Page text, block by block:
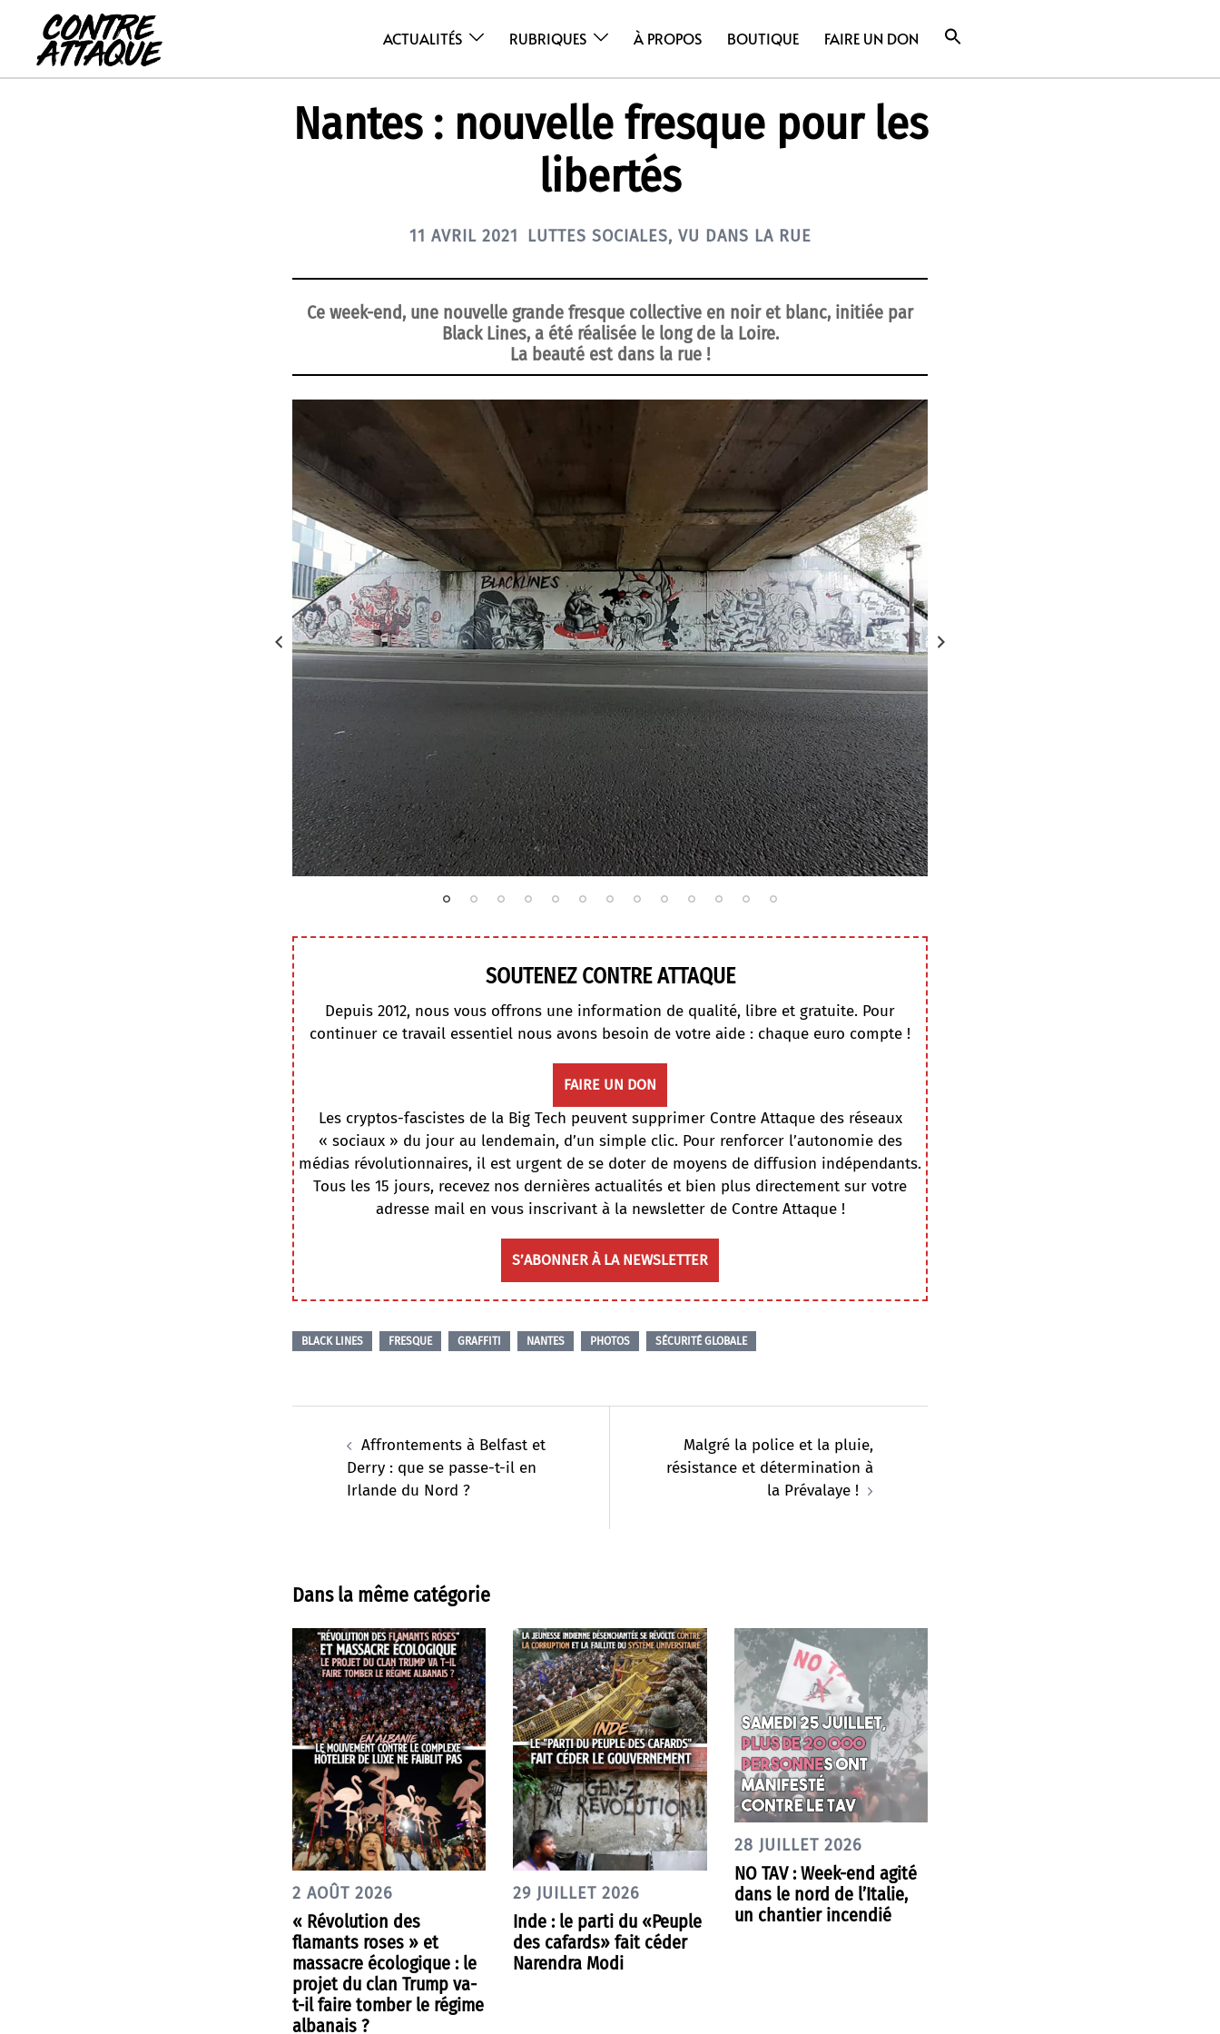
contenu
ACTUALITÉS RUBRIQUES À PROPOS BOUTIQUE FAIRE UN DON
Nantes : nouvelle fresque pour les
libertés
11 AVRIL 2021 LUTTES SOCIALES, VU DANS LA RUE
Ce week-end, une nouvelle grande fresque collective en noir et blanc, initiée par
Black Lines, a été réalisée le long de la Loire.
La beauté est dans la rue !
SOUTENEZ CONTRE ATTAQUE
Depuis 2012, nous vous offrons une information de qualité, libre et gratuite. Pour
continuer ce travail essentiel nous avons besoin de votre aide : chaque euro compte !
FAIRE UN DON
Les cryptos-fascistes de la Big Tech peuvent supprimer Contre Attaque des réseaux
« sociaux » du jour au lendemain, d’un simple clic. Pour renforcer l’autonomie des
médias révolutionnaires, il est urgent de se doter de moyens de diffusion indépendants.
Tous les 15 jours, recevez nos dernières actualités et bien plus directement sur votre
adresse mail en vous inscrivant à la newsletter de Contre Attaque !
S’ABONNER À LA NEWSLETTER
BLACK LINES FRESQUE GRAFFITI NANTES PHOTOS SÉCURITÉ GLOBALE
d’articleAffrontements à Belfast et
Derry : que se passe-t-il en
Irlande du Nord ?
Malgré la police et la pluie,
résistance et détermination à
la Prévalaye !
Dans la même catégorie
2 AOÛT 2026
« Révolution des
flamants roses » et
massacre écologique : le
projet du clan Trump va-
t-il faire tomber le régime
albanais ?
29 JUILLET 2026
Inde : le parti du «Peuple
des cafards» fait céder
Narendra Modi
28 JUILLET 2026
NO TAV : Week-end agité
dans le nord de l’Italie,
un chantier incendié